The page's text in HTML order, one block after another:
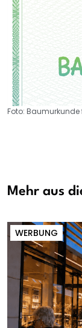
Foto:
Mehr aus
WERBUNG